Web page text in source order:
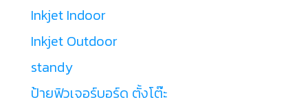
Inkjet Indoor
Inkjet Outdoor
standy
ป้ายฟิวเจอร์บอร์ด ตั้งโต๊ะ